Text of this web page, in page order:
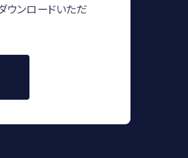
ウンロードいただ